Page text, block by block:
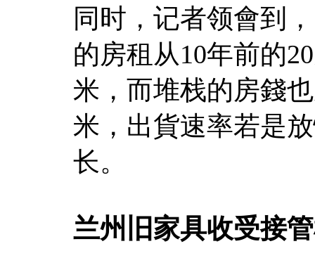
同时，记者领會到
的房租从10年前的
米，而堆栈的房錢
米，出貨速率若是
长。
兰州旧家具收受接